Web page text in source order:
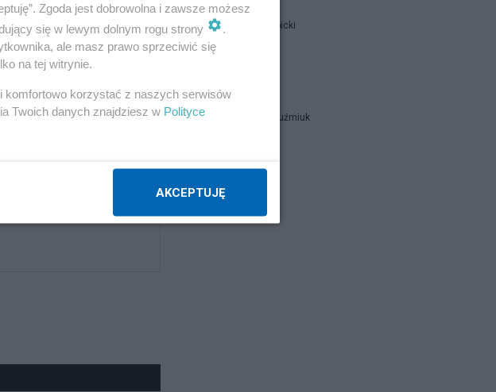
mieszkania, ETS,
sojusz z USA i powrót
Jan Filip Libicki
Zbigniew Kuźmiuk
Napisz notkę
Zgoda jest dobrowolna i zawsze możesz
się w lewym dolnym rogu strony
.
ale masz prawo sprzeciwić się
na tej witrynie.
komfortowo korzystać z naszych serwisów
Twoich danych znajdziesz w Polityce
AKCEPTUJĘ